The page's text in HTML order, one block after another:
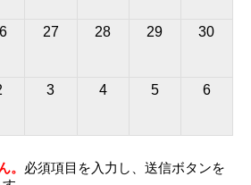
27 28 29 30
3 4 5 6
。 必須項目を入力し、送信ボタンを